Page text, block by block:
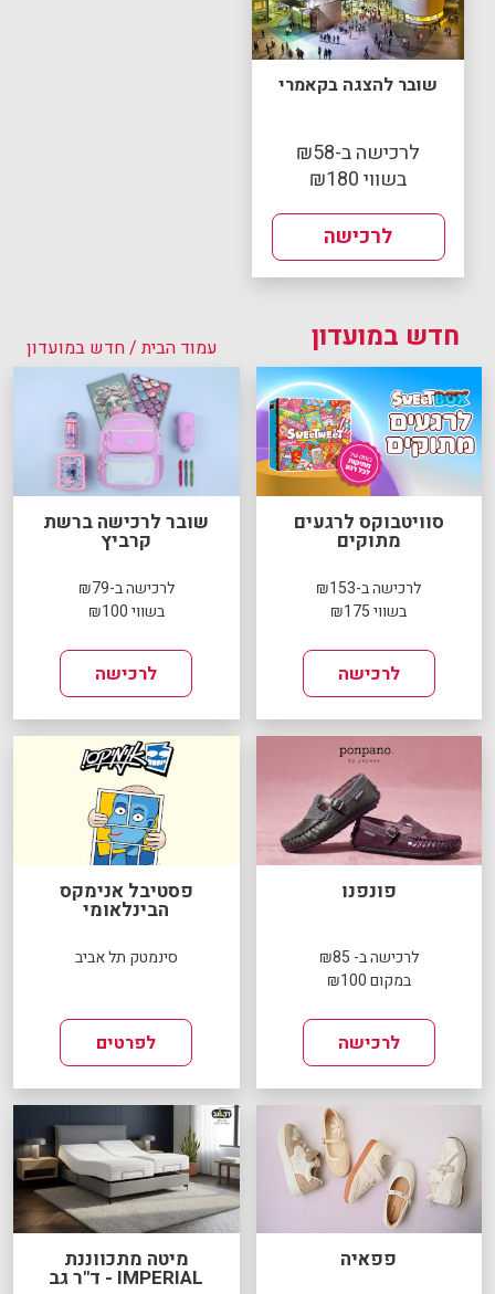
שובר להצגה בקאמרי
לרכישה ב-₪58
בשווי ₪180
לרכישה
עמוד הבית/ חדש במועדון חדש במועדון
סוויטבוקס לרגעים
מתוקים
לרכישה ב-₪153
בשווי ₪175
לרכישה
שובר לרכישה ברשת
קרביץ
לרכישה ב-₪79
בשווי ₪100
לרכישה
פונפנו
לרכישה ב- ₪85
במקום ₪100
לרכישה
פסטיבל אנימקס
הבינלאומי
סינמטק תל אביב
לפרטים
פפאיה מיטה מתכווננת
IMPERIAL - ד"ר גב